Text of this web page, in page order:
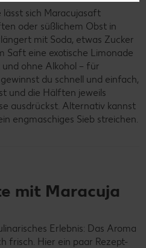
sich Maracujasaft
oder süßlichem Obst in
mit Soda, etwas Zucker
Saft eine exotische Limonade
ohne Alkohol – für
du schnell und einfach,
und die Hälften jeweils
ausdrückst. Alternativ kannst
engmaschiges Sieb streichen.
mit Maracuja
Erlebnis: Das Aroma
frisch. Hier ein paar Rezept-